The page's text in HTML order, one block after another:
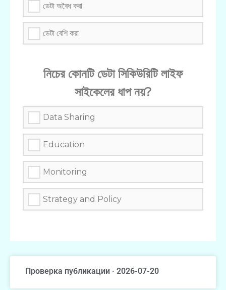
ডেটা অবৈধ করা
ডেটা বেশি করা
নিচের কোনটি ডেটা সিকিউরিটি লাইফ
সাইকেলের ধাপ নয়?
Data Sharing
Education
Monitoring
Strategy and Policy
Проверка публикации · 2026-07-20